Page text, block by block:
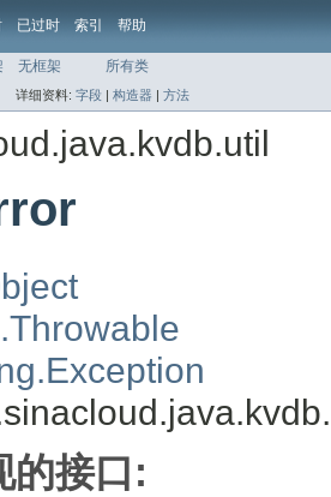
已过时 索引 帮助
无框架 所有类
详细资料: 字段 | 构造器 | 方法
的接口: